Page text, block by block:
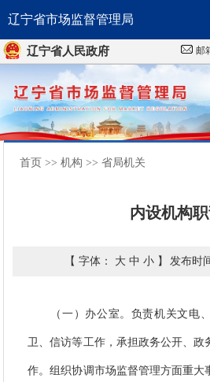
辽宁省人民政府 邮
辽宁省市场监督管理局
首页
首页 >>机构 >>省局机关
内设机构
发布时
【 字体： 大 中 小】
（一）办公室。负责机关文电、
卫、信访等工作，承担政务公开、政
作。组织协调市场监督管理方面重大